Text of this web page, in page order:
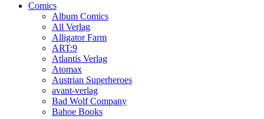
Comics
Album Comics
All Verlag
Alligator Farm
ART:9
Atlantis Verlag
Atomax
Austrian Superheroes
avant-verlag
Bad Wolf Company
Bahoe Books